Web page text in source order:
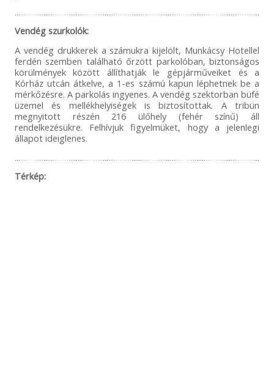
Vendég szurkolók:
A vendég drukkerek a számukra kijelölt, Munkácsy Hotellel
ferdén szemben található őrzött parkolóban, biztonságos
körülmények között állíthatják le gépjárműveiket és a
Kórház utcán átkelve, a 1-es számú kapun léphetnek be a
mérkőzésre. A parkolás ingyenes. A vendég szektorban büfé
üzemel és mellékhelyiségek is biztosítottak. A tribün
megnyitott részén 216 ülőhely (fehér színű) áll
rendelkezésükre. Felhívjuk figyelmüket, hogy a jelenlegi
állapot ideiglenes.
Térkép: